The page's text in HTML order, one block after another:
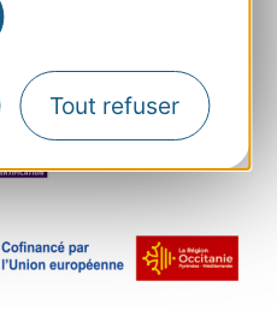
Tout refuser